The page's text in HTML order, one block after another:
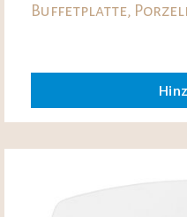
Buffetplatte,